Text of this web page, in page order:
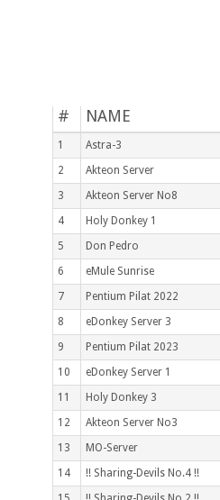
# NAME
1 Astra-3
2
Akteon Server
3
Akteon Server No8
4
Holy Donkey 1
5
Don Pedro
6
eMule Sunrise
7
Pentium Pilat 2022
8
eDonkey Server 3
9
Pentium Pilat 2023
10
eDonkey Server 1
11
Holy Donkey 3
12
Akteon Server No3
13
MO-Server
14
!! Sharing-Devils No.4 !!